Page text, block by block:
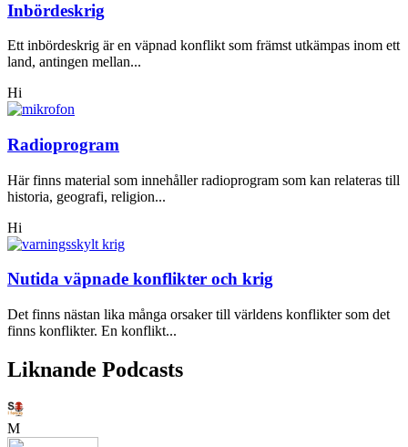
Inbördeskrig
Ett inbördeskrig är en väpnad konflikt som främst utkämpas inom ett
land, antingen mellan...
Hi
Radioprogram
Här finns material som innehåller radioprogram som kan relateras till
historia, geografi, religion...
Hi
Nutida väpnade konflikter och krig
Det finns nästan lika många orsaker till världens konflikter som det
finns konflikter. En konflikt...
Liknande Podcasts
M